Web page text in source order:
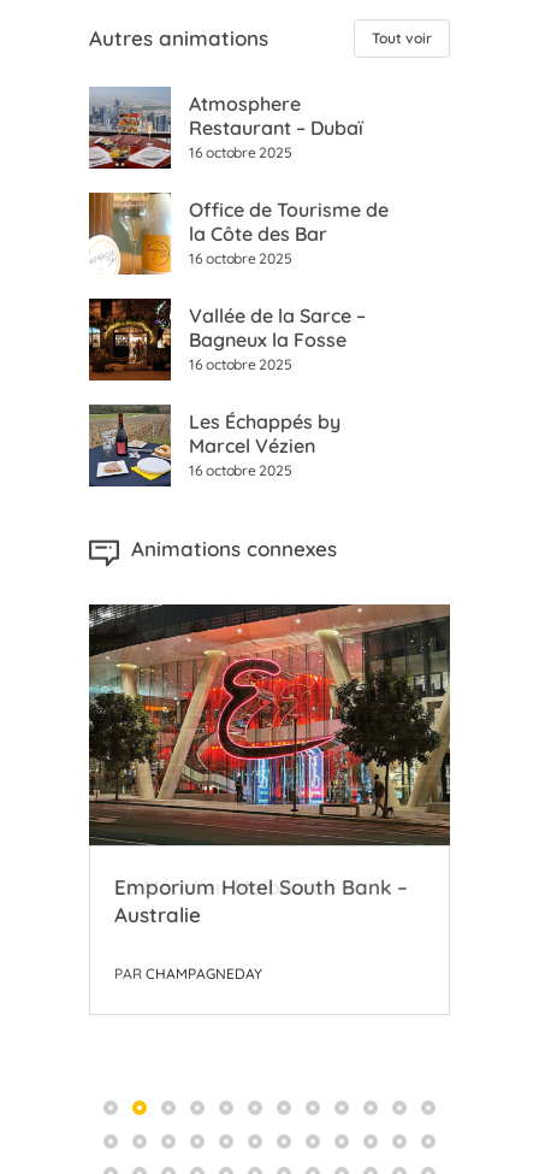
Autres animations Tout voir
Atmosphere
Restaurant – Dubaï
16 octobre 2025
Office de Tourisme de
la Côte des Bar
16 octobre 2025
Vallée de la Sarce –
Bagneux la Fosse
16 octobre 2025
Les Échappés by
Marcel Vézien
16 octobre 2025
Animations connexes
Le Méridien Melbourne –
Australie
PAR CHAMPAGNEDAY
Emporium Hotel South Bank –
Australie
PAR CHAMPAGNEDAY